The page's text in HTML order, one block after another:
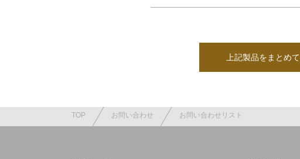
上記製品をまとめて
TOP お問い合わせ お問い合わせリスト